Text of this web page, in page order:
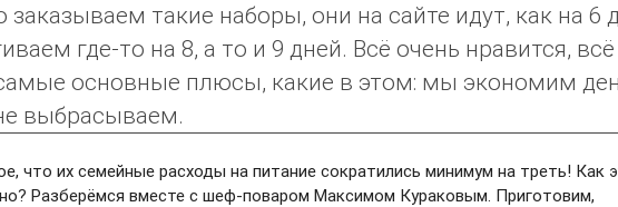
такие наборы, они на сайте идут, как на 6
где-то на 8, а то и 9 дней. Всё очень нравится, всё
основные плюсы, какие в этом: мы экономим
выбрасываем.
что их семейные расходы на питание сократились минимум на треть! Как
Разберёмся вместе с шеф-поваром Максимом Кураковым. Приготовим,